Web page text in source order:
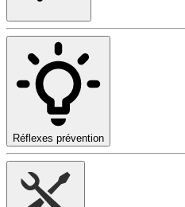
Réflexes prévention